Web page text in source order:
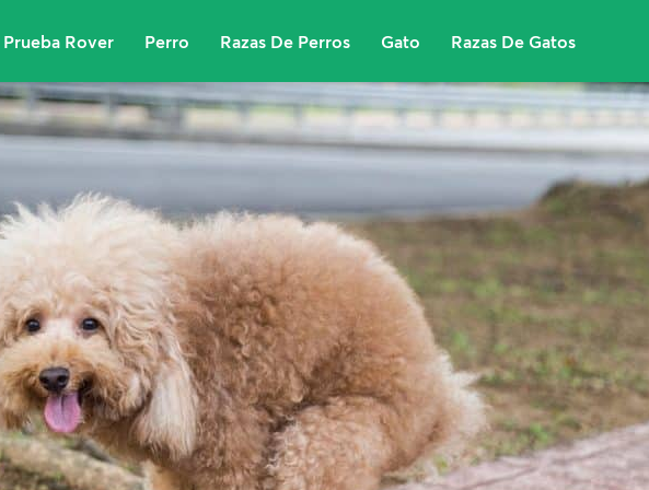
Prueba Rover Perro Razas De Perros Gato Razas De Gatos